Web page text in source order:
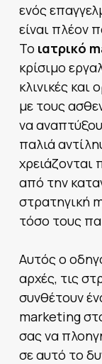
ενός
είναι πλέον
Το ιατρικό
κρίσιμο
κλινικές και
με τους
να
παλιά
χρειάζονται
από την
στρατηγική
τόσο τους
Αυτός ο
αρχές, τις
συνθέτουν
marketing
σας να
σε αυτό το